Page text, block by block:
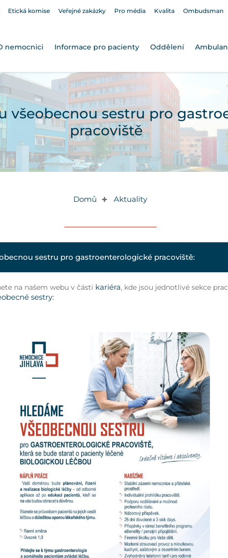
Etická komise Veřejné zakázky Pro média Kvalita Ombudsman
nemocnici Informace pro pacienty Oddělení
všeobecnou sestru pro
pracoviště
Domů ✚ Aktuality
sestru pro gastroenterologické pracoviště:
na našem webu v části kariéra, kde jsou jednotlivé sekce
sestry: